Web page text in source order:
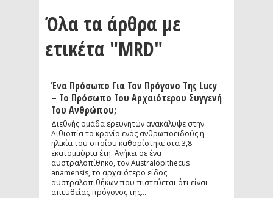
Όλα τα άρθρα με
ετικέτα "MRD"
Ένα Πρόσωπο Για Τον Πρόγονο Της Lucy
– Το Πρόσωπο Του Αρχαιότερου Συγγενή
Του Ανθρώπου;
Διεθνής ομάδα ερευνητών ανακάλυψε στην
Αιθιοπία το κρανίο ενός ανθρωποειδούς η
ηλικία του οποίου καθορίστηκε στα 3,8
εκατομμύρια έτη. Ανήκει σε ένα
αυστραλοπίθηκο, τον Australopithecus
anamensis, το αρχαιότερο είδος
αυστραλοπιθήκων που πιστεύεται ότι είναι
απευθείας πρόγονος της...